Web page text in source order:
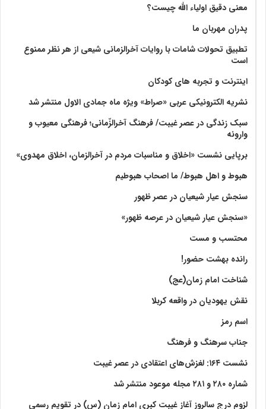
معنی دقیق اولیاء الله چیست؟
پدران مهربان ما
تطبیق تحولات شامات با روایات آخرالزمانی شیعی از هر نظر ممنوع
است
اینترنت و تجربه های کودکان
نشریه الکترونیکی عربی «صراط» ویژه ماه جمادی الاول منتشر شد
سبک زندگی در عصر غیبت/ فرهنگ آخرالزّمانی؛ فرهنگی معیوب و
وارونه
برپایی نشست «اخلاق و مناسبات مردم در آخرالزمان، اخلاق مهدوی»
هبوط و اهل هبوط/ ما اصحاب هبوطیم
سنجش عیار شیعیان در عصر ظهور
«سنجش عیار شیعیان در عرصه ظهور»
محتسب و مست
رانده بهشت‌ حضور!
شناخت امام زمان(عج)
نقش یهودیان در واقعه کربلا
اسم رمز
جناب سرهنگ و فرهنگ
نشست ۱۶۴: لغزش‌های اعتقادی در عصر غیبت
شماره ۲۸۰ و ۲۸۱ مجله موعود منتشر شد
لزوم درج سالروز آغاز غیبت کبری امام زمان (س) در تقویم رسمی